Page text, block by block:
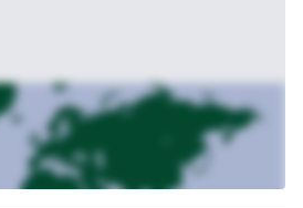
avec...Cette expédition.